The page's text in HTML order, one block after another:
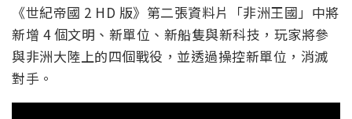
《世紀帝國 2 HD 版》第二張資料片「非洲王國」中將
新增 4 個文明、新單位、新船隻與新科技，玩家將參
與非洲大陸上的四個戰役，並透過操控新單位，消滅
對手。